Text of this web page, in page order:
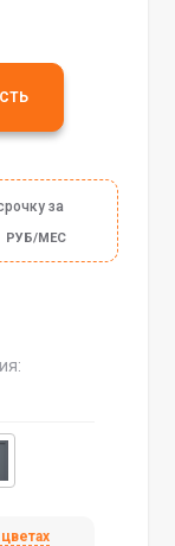
за
РУБ/МЕС